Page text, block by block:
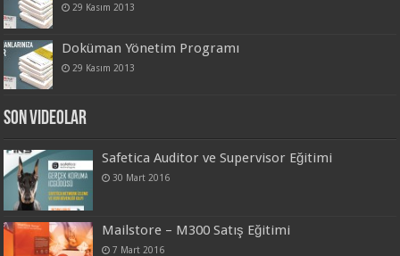
29 Kasım 2013
Doküman Yönetim Programı
29 Kasım 2013
Son Videolar
Safetica Auditor ve Supervisor Eğitimi
30 Mart 2016
Mailstore – M300 Satış Eğitimi
7 Mart 2016